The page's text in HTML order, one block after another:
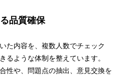
品質確保
た内容を、複数人数でチェック
るような体制を整えています。
性や、問題点の抽出、意見交換を